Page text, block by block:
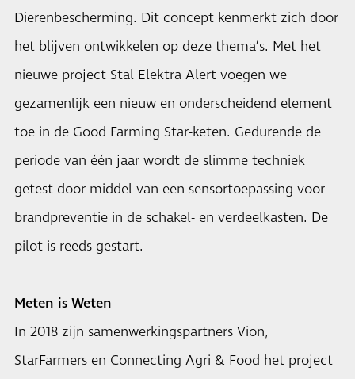
Dierenbescherming. Dit concept kenmerkt zich door
het blijven ontwikkelen op deze thema’s. Met het
nieuwe project Stal Elektra Alert voegen we
gezamenlijk een nieuw en onderscheidend element
toe in de Good Farming Star-keten. Gedurende de
periode van één jaar wordt de slimme techniek
getest door middel van een sensortoepassing voor
brandpreventie in de schakel- en verdeelkasten. De
pilot is reeds gestart.
Meten is Weten
In 2018 zijn samenwerkingspartners Vion,
StarFarmers en Connecting Agri & Food het project